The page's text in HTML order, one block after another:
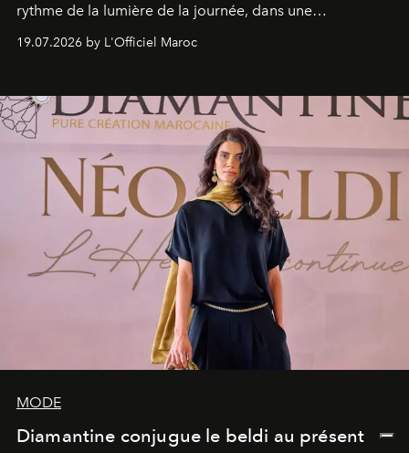
rythme de la lumière de la journée, dans une
rendez-vous avec l’océan.
19.07.2026 by L'Officiel Maroc
MODE
Diamantine conjugue le beldi au présent